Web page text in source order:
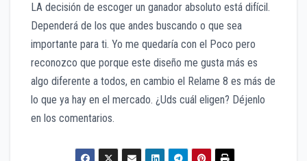
LA decisión de escoger un ganador absoluto está difícil.
Dependerá de los que andes buscando o que sea
importante para ti. Yo me quedaría con el Poco pero
reconozco que porque este diseño me gusta más es
algo diferente a todos, en cambio el Relame 8 es más de
lo que ya hay en el mercado. ¿Uds cuál eligen? Déjenlo
en los comentarios.